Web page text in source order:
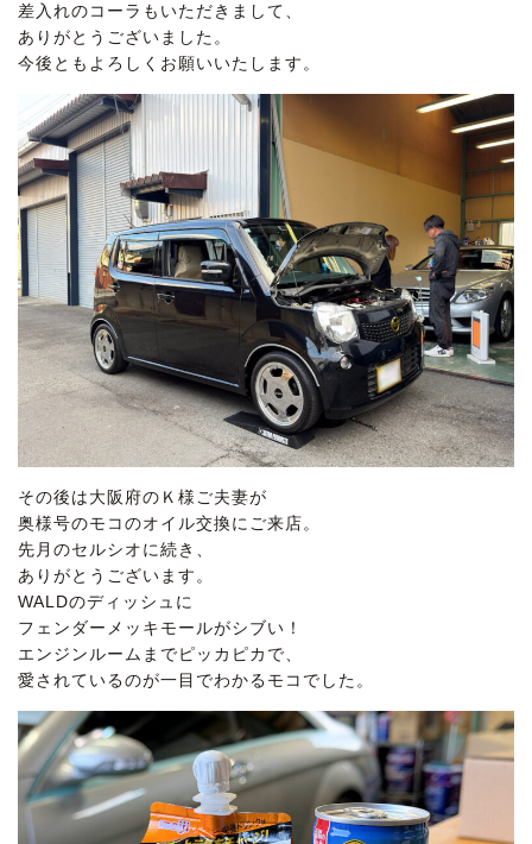
差入れのコーラもいただきまして、
ありがとうございました。
今後ともよろしくお願いいたします。
その後は大阪府のＫ様ご夫妻が
奥様号のモコのオイル交換にご来店。
先月のセルシオに続き、
ありがとうございます。
WALDのディッシュに
フェンダーメッキモールがシブい！
エンジンルームまでピッカピカで、
愛されているのが一目でわかるモコでした。